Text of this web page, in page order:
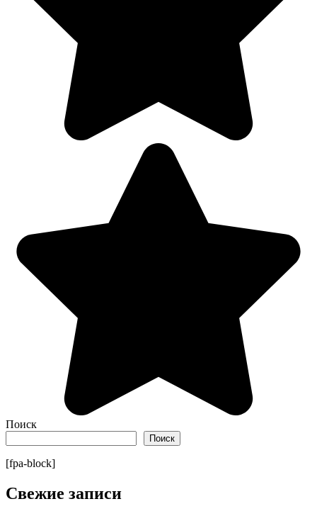
Поиск
Поиск
[fpa-block]
Свежие записи